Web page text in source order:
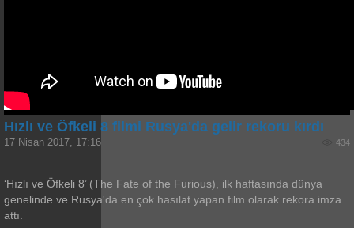
Hızlı ve Öfkeli 8 filmi Rusya'da gelir rekoru kırdı
17 Nisan 2017, 17:16 434
‘Hızlı ve Öfkeli 8’ (The Fate of the Furious), ilk haftasında dünya
genelinde ve Rusya'da en çok hasılat yapan film olarak rekora imza
attı.